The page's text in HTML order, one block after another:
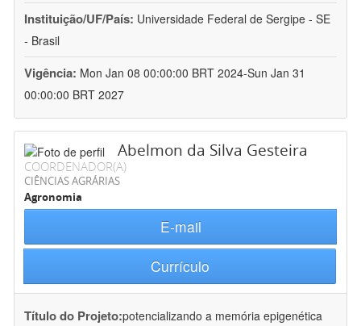
Instituição/UF/País: Universidade Federal de Sergipe - SE
- Brasil
Vigência: Mon Jan 08 00:00:00 BRT 2024-Sun Jan 31
00:00:00 BRT 2027
Abelmon da Silva Gesteira
COORDENADOR(A)
CIÊNCIAS AGRÁRIAS
Agronomia
E-mail
Currículo
Título do Projeto:potencializando a memória epigenética